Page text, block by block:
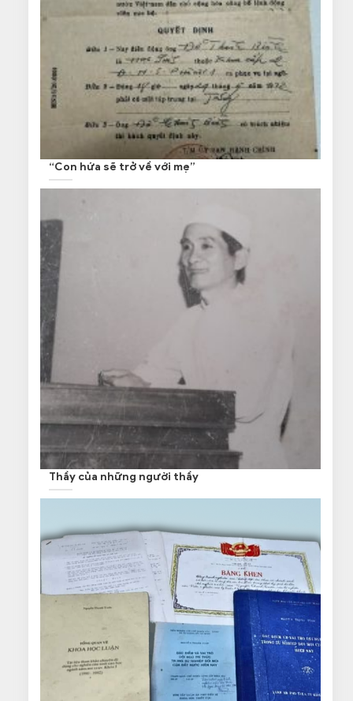
“Con hứa sẽ trở về với mẹ”
Thầy của những người thầy